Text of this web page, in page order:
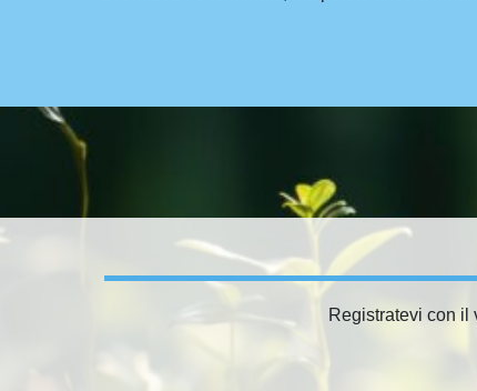
Registratevi con il